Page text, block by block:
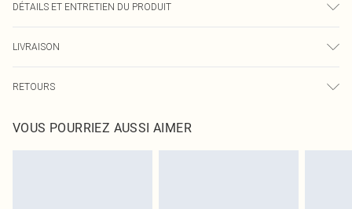
DÉTAILS ET ENTRETIEN DU PRODUIT
déteindre.
LIVRAISON
Livraison express France
Jusqu'à 2-3 jours ouvrables
RETOURS
pour nous retourner un article.
Veuillez noter que nous ne pouvons pas rembourser les masques tendance, les
VOUS POURRIEZ AUSSI AIMER